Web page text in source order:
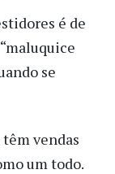
é de
se
vendas
um todo.